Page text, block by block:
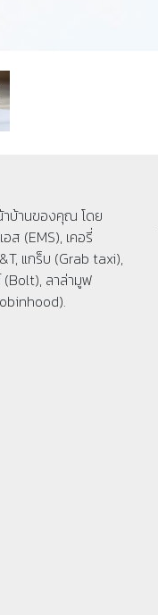
าบ้านของคุณ โดย
ส (EMS), เคอรี่
แกร็บ (Grab taxi),
(Bolt), ลาล่ามูฟ